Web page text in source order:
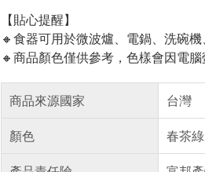
【貼心提醒】
🔸食器可用於微波爐、電鍋、洗碗
🔸商品顏色僅供參考，色樣會因電
商品來源國家
台灣
顏色
春茶綠